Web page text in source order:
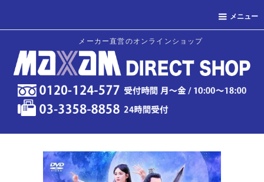
メニュー
メーカー直営のオンラインショップ